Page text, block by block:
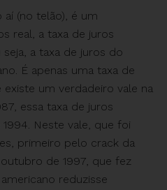
(no telão), é um
real, a taxa de juros
a taxa de juros do
É apenas uma taxa de
existe um verdadeiro vale na
essa taxa de juros
Neste vale, que foi
primeiro pelo crack da
de 1997, que fez
reduzisse